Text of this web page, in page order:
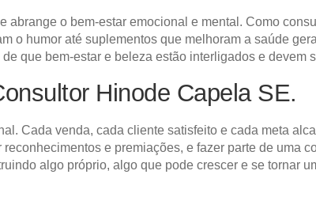
o bem-estar emocional e mental. Como
o humor até suplementos que melhoram a saúde
que bem-estar e beleza estão interligados e devem
Hinode Capela SE.
Cada venda, cada cliente satisfeito e cada meta
e premiações, e fazer parte de uma
algo próprio, algo que pode crescer e se tornar